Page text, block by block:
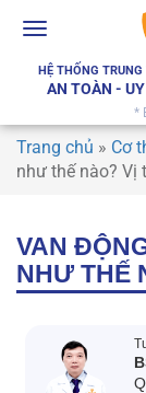
Toggle
HỆ THỐNG
AN TOÀN -
*
Trang chủ » Cơ
như thế nào? Vị
VAN
NHƯ THẾ